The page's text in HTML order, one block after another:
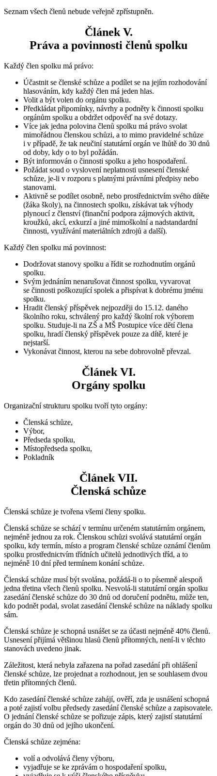
Seznam všech členů nebude veřejně zpřístupněn.
Článek V.
Práva a povinnosti členů spolku
Každý člen spolku má právo:
Účastnit se členské schůze a podílet se na jejím rozhodování
hlasováním, kdy každý člen má jeden hlas.
Volit a být volen do orgánu spolku.
Předkládat připomínky, návrhy a podněty k činnosti spolku
orgánům spolku a obdržet odpověď na své dotazy.
Více jak jedna polovina členů spolku má právo svolat
mimořádnou členskou schůzi, a to mimo pravidelné schůze
i v případě, že tak neučiní statutární orgán ve lhůtě do 30 dnů
od doby, kdy o to byl požádán.
Být informován o činnosti spolku a jeho hospodaření.
Požádat soud o vyslovení neplatnosti usnesení členské
schůze, je-li v rozporu s platnými právními předpisy nebo
stanovami.
Aktivně se podílet osobně, nebo prostřednictvím svého dítěte
(žáka školy), na činnostech spolku, získávat tak výhody
plynoucí z členství (finanční podpora zájmových aktivit,
kroužků, akcí, exkurzí a jiné mimoškolní a nadstandardní
činnosti, využívání materiálních zdrojů a další).
Každý člen spolku má povinnost:
Dodržovat stanovy spolku a řídit se rozhodnutím orgánů
spolku.
Svým jednáním nenarušovat činnost spolku, vyvarovat
se činnosti poškozující spolek a přispívat k dobrému jménu
spolku.
Hradit členský příspěvek nejpozději do 15.12. daného
školního roku, schválený pro každý školní rok výborem
spolku. Studuje-li na ZŠ a MŠ Postupice více dětí člena
spolku, hradí členský příspěvek pouze za dítě, které je
nejstarší.
Vykonávat činnost, kterou na sebe dobrovolně převzal.
Článek VI.
Orgány spolku
Organizační strukturu spolku tvoří tyto orgány:
Členská schůze,
Výbor,
Předseda spolku,
Místopředseda spolku,
Pokladník
Článek VII.
Členská schůze
Členská schůze je tvořena všemi členy spolku.
Členská schůze se schází v termínu určeném statutárním orgánem,
nejméně jednou za rok. Členskou schůzi svolává statutární orgán
spolku, kdy termín, místo a program členské schůze oznámí členům
spolku prostřednictvím třídních učitelů jednotlivých tříd, a to
nejméně 10 dní před termínem konání schůze.
Členská schůze musí být svolána, požádá-li o to písemně alespoň
jedna třetina všech členů spolku. Nesvolá-li statutární orgán spolku
zasedání členské schůze do 30 dnů od doručení podnětu, může ten,
kdo podnět podal, svolat zasedání členské schůze na náklady spolku
sám.
Členská schůze je schopná usnášet se za účasti nejméně 40% členů.
Usnesení přijímá většinou hlasů členů přítomných, není-li v těchto
stanovách uvedeno jinak.
Záležitost, která nebyla zařazena na pořad zasedání při ohlášení
členské schůze, lze projednat a rozhodnout, jen se souhlasem dvou
třetin přítomných členů.
Kdo zasedání členské schůze zahájí, ověří, zda je usnášení schopná
a poté zajistí volbu předsedy zasedání členské schůze a zapisovatele.
O jednání členské schůze se pořizuje zápis, který zajistí statutární
orgán do 30 dnů od jejího ukončení.
Členská schůze zejména:
volí a odvolává členy výboru,
vyjadřuje se ke zprávám o hospodaření spolku,